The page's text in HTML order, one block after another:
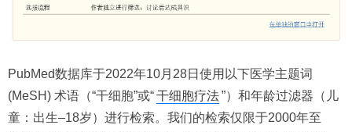
PubMed数据库于2022年10月28日使用以下医学主题词
(MeSH) 术语（“干细胞”或“干细胞疗法”）和年龄过滤器（儿
童：出生–18岁）进行检索。我们的检索仅限于2000年至